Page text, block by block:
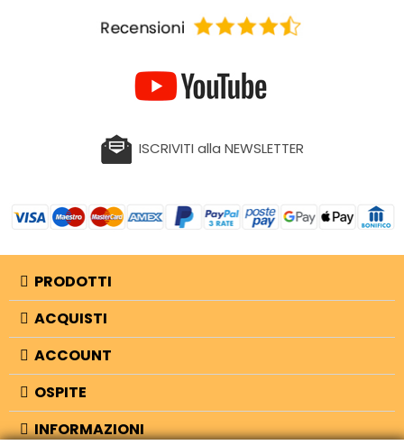
ISCRIVITI alla NEWSLETTER
PRODOTTI
ACQUISTI
ACCOUNT
OSPITE
INFORMAZIONI